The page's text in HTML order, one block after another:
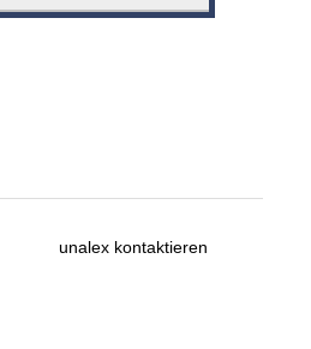
unalex kontaktieren